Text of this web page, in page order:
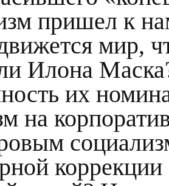
пришел к
мир,
Илона
их
на